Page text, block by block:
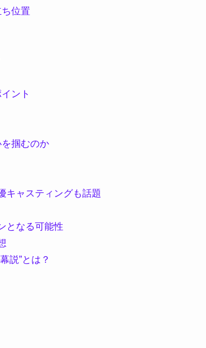
位置
ント
掴むのか
キャスティングも話題
となる可能性
説”とは？